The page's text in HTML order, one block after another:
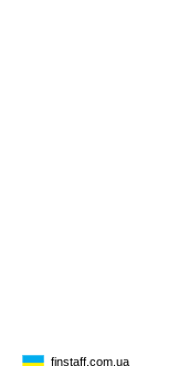
finstaff.com.ua